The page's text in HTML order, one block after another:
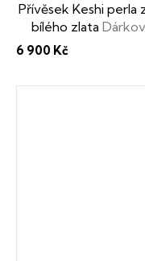
Přívěsek Keshi perla
bílého zlata
6 900 Kč